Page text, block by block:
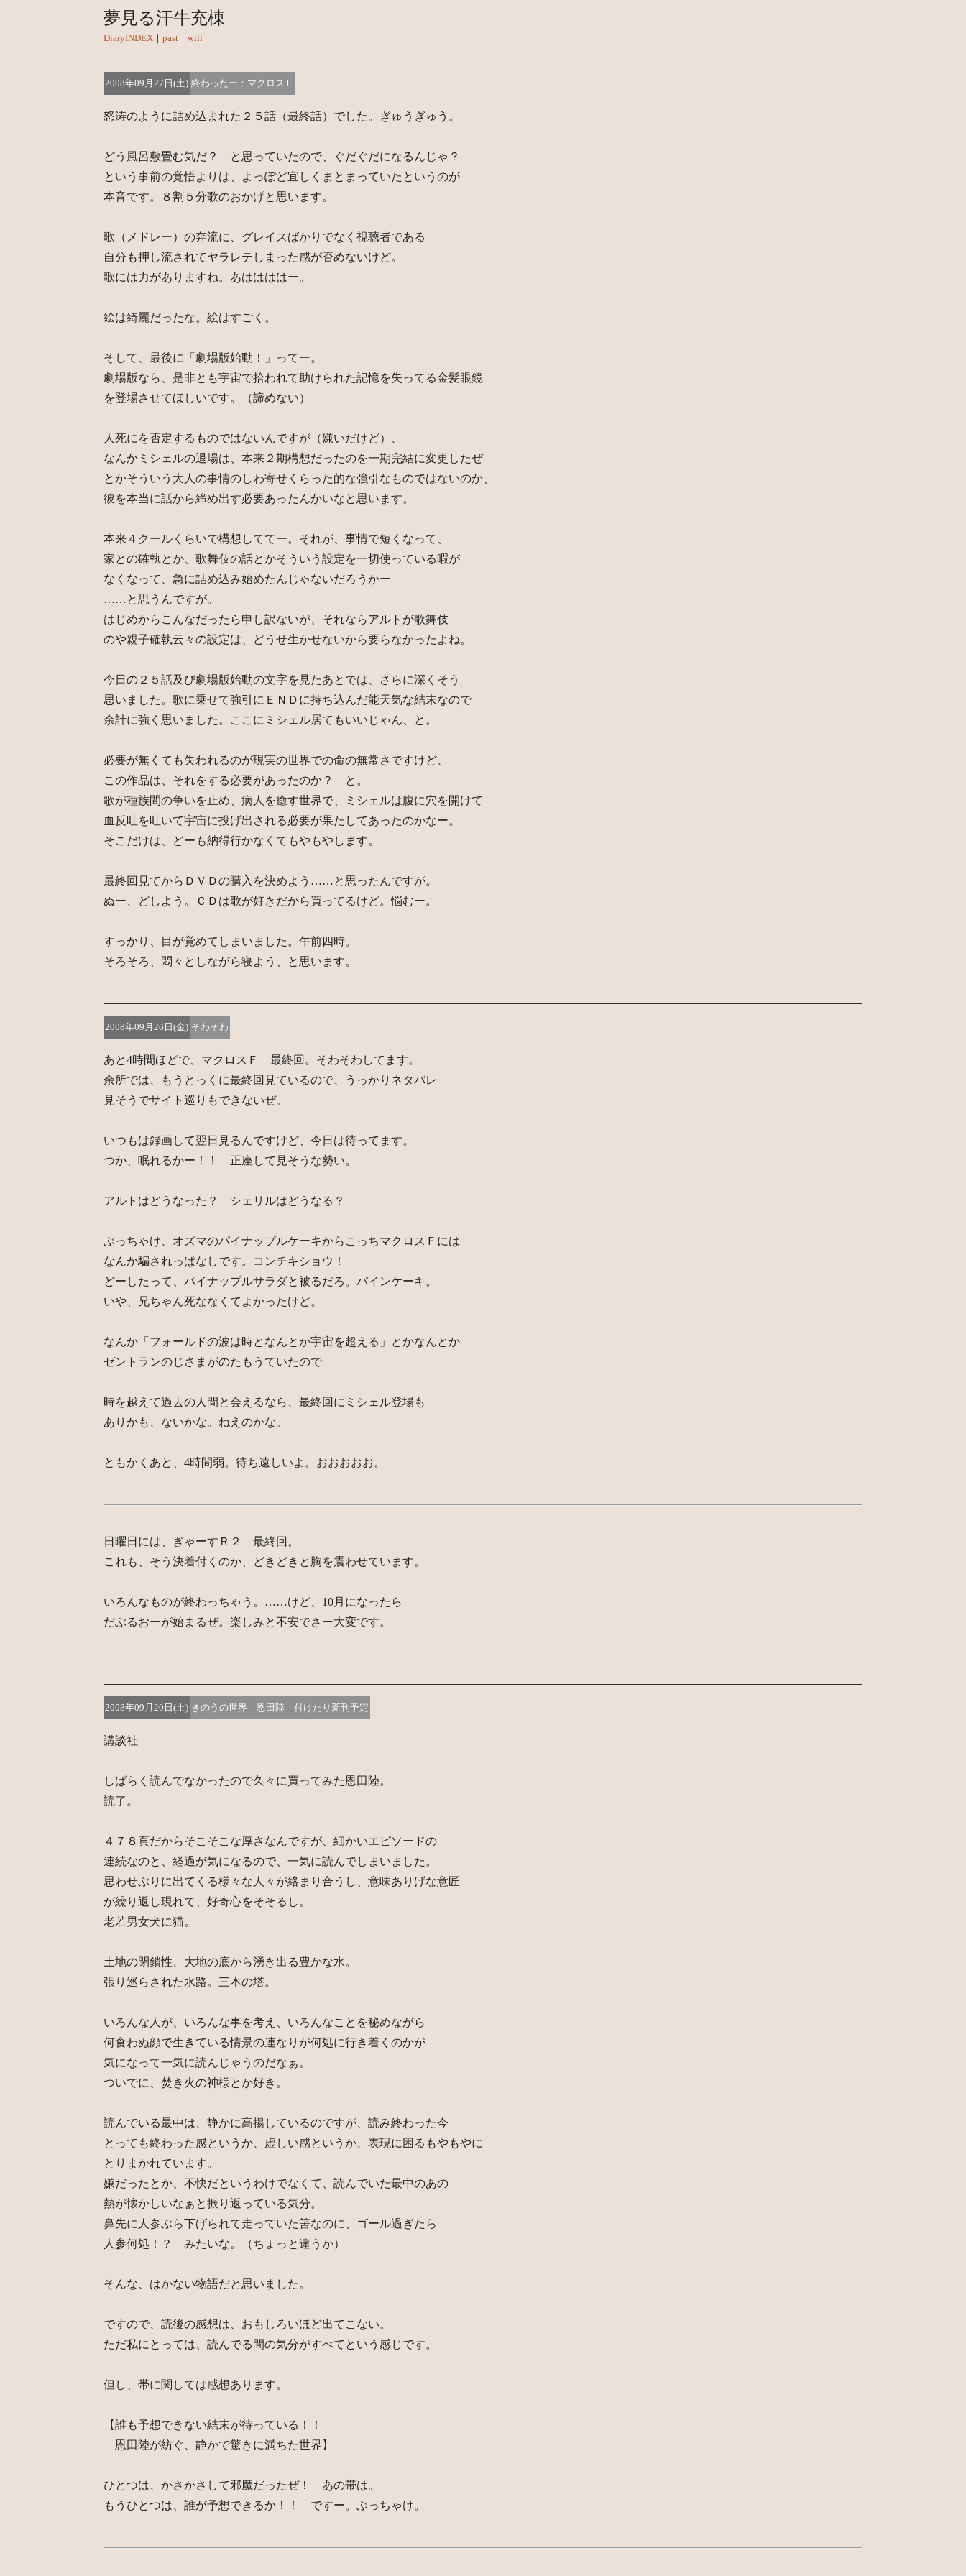
夢見る汗牛充棟
DiaryINDEX ｜ past ｜ will
2008年09月27日(土) 終わったー：マクロスＦ
怒涛のように詰め込まれた２５話（最終話）でした。ぎゅうぎゅう。
どう風呂敷畳む気だ？ と思っていたので、ぐだぐだになるんじゃ？
という事前の覚悟よりは、よっぽど宜しくまとまっていたというのが
本音です。８割５分歌のおかげと思います。
歌（メドレー）の奔流に、グレイスばかりでなく視聴者である
自分も押し流されてヤラレテしまった感が否めないけど。
歌には力がありますね。あははははー。
絵は綺麗だったな。絵はすごく。
そして、最後に「劇場版始動！」ってー。
劇場版なら、是非とも宇宙で拾われて助けられた記憶を失ってる金髪眼鏡
を登場させてほしいです。（諦めない）
人死にを否定するものではないんですが（嫌いだけど）、
なんかミシェルの退場は、本来２期構想だったのを一期完結に変更したぜ
とかそういう大人の事情のしわ寄せくらった的な強引なものではないのか、
彼を本当に話から締め出す必要あったんかいなと思います。
本来４クールくらいで構想しててー。それが、事情で短くなって、
家との確執とか、歌舞伎の話とかそういう設定を一切使っている暇が
なくなって、急に詰め込み始めたんじゃないだろうかー
……と思うんですが。
はじめからこんなだったら申し訳ないが、それならアルトが歌舞伎
のや親子確執云々の設定は、どうせ生かせないから要らなかったよね。
今日の２５話及び劇場版始動の文字を見たあとでは、さらに深くそう
思いました。歌に乗せて強引にＥＮＤに持ち込んだ能天気な結末なので
余計に強く思いました。ここにミシェル居てもいいじゃん、と。
必要が無くても失われるのが現実の世界での命の無常さですけど、
この作品は、それをする必要があったのか？ と。
歌が種族間の争いを止め、病人を癒す世界で、ミシェルは腹に穴を開けて
血反吐を吐いて宇宙に投げ出される必要が果たしてあったのかなー。
そこだけは、どーも納得行かなくてもやもやします。
最終回見てからＤＶＤの購入を決めよう……と思ったんですが。
ぬー、どしよう。ＣＤは歌が好きだから買ってるけど。悩むー。
すっかり、目が覚めてしまいました。午前四時。
そろそろ、悶々としながら寝よう、と思います。
2008年09月26日(金) そわそわ
あと4時間ほどで、マクロスＦ 最終回。そわそわしてます。
余所では、もうとっくに最終回見ているので、うっかりネタバレ
見そうでサイト巡りもできないぜ。
いつもは録画して翌日見るんですけど、今日は待ってます。
つか、眠れるかー！！ 正座して見そうな勢い。
アルトはどうなった？ シェリルはどうなる？
ぶっちゃけ、オズマのパイナップルケーキからこっちマクロスＦには
なんか騙されっぱなしです。コンチキショウ！
どーしたって、パイナップルサラダと被るだろ。パインケーキ。
いや、兄ちゃん死ななくてよかったけど。
なんか「フォールドの波は時となんとか宇宙を超える」とかなんとか
ゼントランのじさまがのたもうていたので
時を越えて過去の人間と会えるなら、最終回にミシェル登場も
ありかも、ないかな。ねえのかな。
ともかくあと、4時間弱。待ち遠しいよ。おおおおお。
日曜日には、ぎゃーすＲ２ 最終回。
これも、そう決着付くのか、どきどきと胸を震わせています。
いろんなものが終わっちゃう。……けど、10月になったら
だぶるおーが始まるぜ。楽しみと不安でさー大変です。
2008年09月20日(土) きのうの世界 恩田陸 付けたり新刊予定
講談社
しばらく読んでなかったので久々に買ってみた恩田陸。
読了。
４７８頁だからそこそこな厚さなんですが、細かいエピソードの
連続なのと、経過が気になるので、一気に読んでしまいました。
思わせぶりに出てくる様々な人々が絡まり合うし、意味ありげな意匠
が繰り返し現れて、好奇心をそそるし。
老若男女犬に猫。
土地の閉鎖性、大地の底から湧き出る豊かな水。
張り巡らされた水路。三本の塔。
いろんな人が、いろんな事を考え、いろんなことを秘めながら
何食わぬ顔で生きている情景の連なりが何処に行き着くのかが
気になって一気に読んじゃうのだなぁ。
ついでに、焚き火の神様とか好き。
読んでいる最中は、静かに高揚しているのですが、読み終わった今
とっても終わった感というか、虚しい感というか、表現に困るもやもやに
とりまかれています。
嫌だったとか、不快だというわけでなくて、読んでいた最中のあの
熱が懐かしいなぁと振り返っている気分。
鼻先に人参ぶら下げられて走っていた筈なのに、ゴール過ぎたら
人参何処！？ みたいな。（ちょっと違うか）
そんな、はかない物語だと思いました。
ですので、読後の感想は、おもしろいほど出てこない。
ただ私にとっては、読んでる間の気分がすべてという感じです。
但し、帯に関しては感想あります。
【誰も予想できない結末が待っている！！
恩田陸が紡ぐ、静かで驚きに満ちた世界】
ひとつは、かさかさして邪魔だったぜ！ あの帯は。
もうひとつは、誰が予想できるか！！ ですー。ぶっちゃけ。